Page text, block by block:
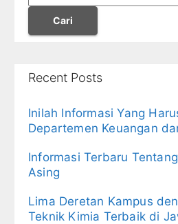
Cari
Recent Posts
Inilah Informasi Yang
Departemen Keuangan
Informasi Terbaru
Asing
Lima Deretan Kampus
Teknik Kimia Terbaik di